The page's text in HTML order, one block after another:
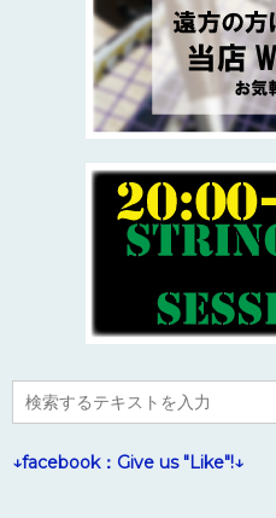
↓facebook：Give us "Like"!↓